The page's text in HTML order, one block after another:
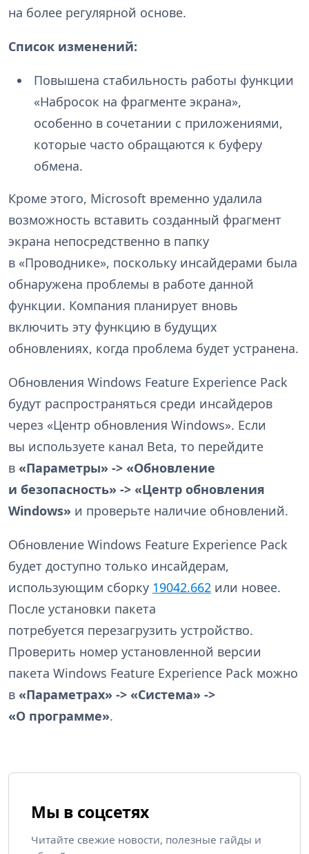
на более регулярной основе.
Список изменений:
Повышена стабильность работы функции
«Набросок на фрагменте экрана»,
особенно в сочетании с приложениями,
которые часто обращаются к буферу
обмена.
Кроме этого, Microsoft временно удалила
возможность вставить созданный фрагмент
экрана непосредственно в папку
в «Проводнике», поскольку инсайдерами была
обнаружена проблемы в работе данной
функции. Компания планирует вновь
включить эту функцию в будущих
обновлениях, когда проблема будет устранена.
Обновления Windows Feature Experience Pack
будут распространяться среди инсайдеров
через «Центр обновления Windows». Если
вы используете канал Beta, то перейдите
в «Параметры» -> «Обновление
и безопасность» -> «Центр обновления
Windows» и проверьте наличие обновлений.
Обновление Windows Feature Experience Pack
будет доступно только инсайдерам,
использующим сборку 19042.662 или новее.
После установки пакета
потребуется перезагрузить устройство.
Проверить номер установленной версии
пакета Windows Feature Experience Pack можно
в «Параметрах» -> «Система» ->
«О программе».
Мы в соцсетях
Читайте свежие новости, полезные гайды и